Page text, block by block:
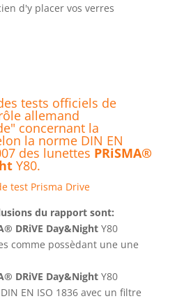
d'y placer vos verres
tests officiels de
allemand
concernant la
la norme DIN EN
des lunettes PRiSMA®
Y80.
test Prisma Drive
du rapport sont:
DRiVE Day&Night Y80
comme possèdant une une
DRiVE Day&Night Y80
EN ISO 1836 avec un filtre